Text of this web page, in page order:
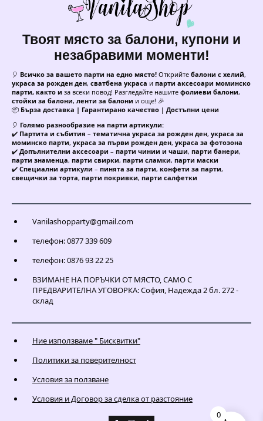
Твоят място за балони, купони и
незабравими моменти!
🎈 Всичко за вашето парти на едно място! Открийте балони с хелий,
украса за рожден ден, сватбена украса и парти аксесоари моминско
парти, както и за всеки повод! Разгледайте нашите фолиеви балони,
стойки за балони, ленти за балони и още! 🎉
📦 Бърза доставка | Гарантирано качество | Достъпни цени
🎈 Голямо разнообразие на парти артикули:
✔️ Партита и събития – тематична украса за рожден ден, украса за
моминско парти, украса за първи рожден ден, украса за фотозона
✔️ Допълнителни аксесоари – парти чинии и чаши, парти банери,
парти знаменца, парти свирки, парти сламки, парти маски
✔️ Специални артикули – пинята за парти, конфети за парти,
свещички за торта, парти покривки, парти салфетки
Vanilashopparty@gmail.com
телефон: 0877 339 609
телефон: 0876 93 22 25
ВЗИМАНЕ НА ПОРЪЧКИ ОТ МЯСТО, САМО С
ПРЕДВАРИТЕЛНА УГОВОРКА: София, Надежда 2 бл. 272 -
склад
Ние използваме " Бисквитки"
Политики за поверителност
Условия за ползване
Условия и Договор за сделка от разстояние
0